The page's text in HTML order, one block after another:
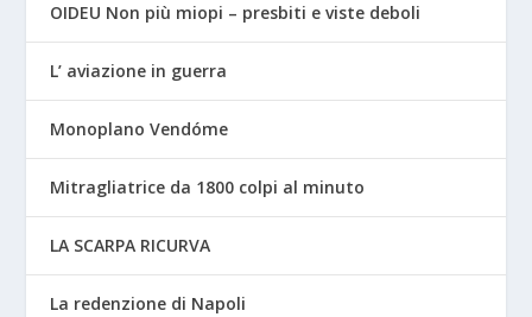
OIDEU Non più miopi – presbiti e viste deboli
L’ aviazione in guerra
Monoplano Vendóme
Mitragliatrice da 1800 colpi al minuto
LA SCARPA RICURVA
La redenzione di Napoli